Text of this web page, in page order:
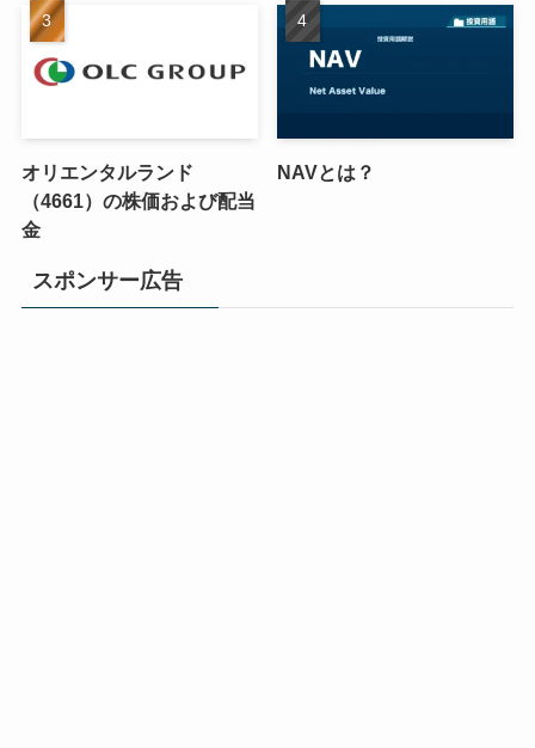
オリエンタルランド
（4661）の株価および配当
金
NAVとは？
スポンサー広告